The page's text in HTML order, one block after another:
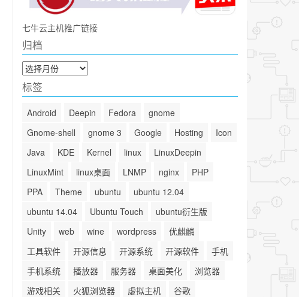
七牛云主机推广链接
归档
归
档
标签
Android Deepin Fedora
gnome
Gnome-shell
gnome 3 Google Hosting
Icon
Java
KDE Kernel linux
LinuxDeepin
LinuxMint
linux桌面 LNMP nginx
PHP
PPA
Theme ubuntu
ubuntu 12.04
ubuntu 14.04
Ubuntu Touch
ubuntu衍生版
Unity
web wine wordpress
优麒麟
工具软件
开源信息 开源系统 开源软件
手机
手机系统
播放器 服务器 桌面美化
浏览器
游戏相关
火狐浏览器 虚拟主机 谷歌